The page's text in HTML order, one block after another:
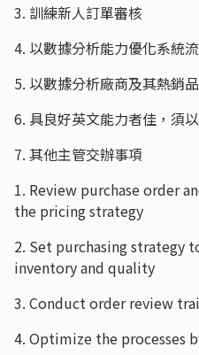
3. 訓練新人訂單審核
4. 以數據分析能力優化系統
5. 以數據分析廠商及其熱銷
6. 具良好英文能力者佳，須
7. 其他主管交辦事項
1. Review purchase order
the pricing strategy
2. Set purchasing strategy
inventory and quality
3. Conduct order review
4. Optimize the processes